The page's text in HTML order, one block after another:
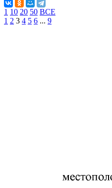
1 10 20 50 ВСЕ
1 2 3 4 5 6 ... 9